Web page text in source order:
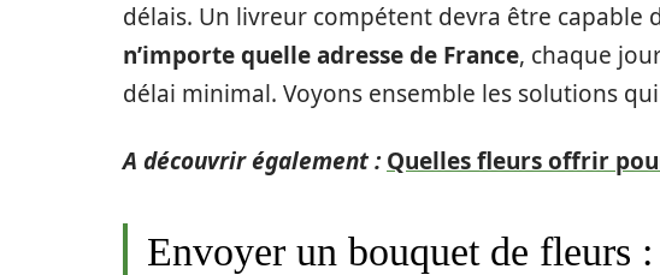
délais. Un livreur compétent devra être capable
n’importe quelle adresse de France, chaque
délai minimal. Voyons ensemble les solutions qui
A découvrir également : Quelles fleurs offrir
Envoyer un bouquet de fleurs :